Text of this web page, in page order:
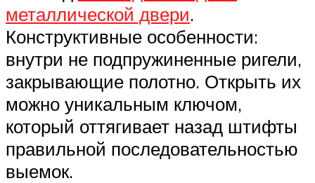
металлической двери.
Конструктивные особенности:
внутри не подпружиненные ригели,
закрывающие полотно. Открыть их
можно уникальным ключом,
который оттягивает назад штифты
правильной последовательностью
выемок.